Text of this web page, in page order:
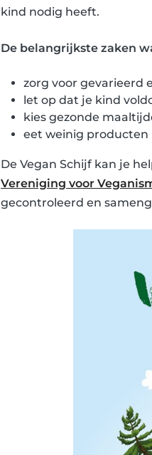
kind nodig heeft.
De belangrijkste zaken
zorg voor gevarieerd
let op dat je kind
kies gezonde
eet weinig producten
De Vegan Schijf kan je
Vereniging voor
gecontroleerd en